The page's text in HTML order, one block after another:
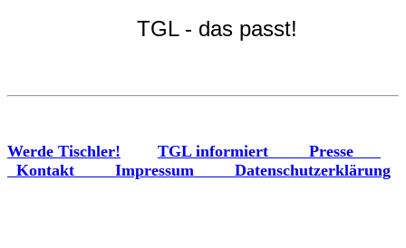
TGL - das passt!
Werde Tischler! TGL informiert Presse
Kontakt Impressum Datenschutzerklärung